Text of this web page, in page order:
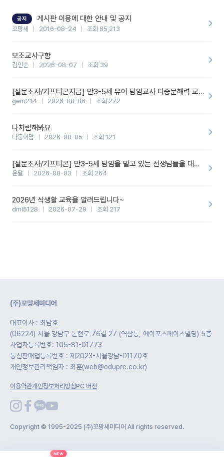
기능을 개발해 주셔서 감사합니다.
공지 게시판 이용에 대한 안내 및 공지
꼬망세 2016-08-24 조회 65,213
보조교사구함
김인순 2026-08-07 조회 39
[설문조사/기프티콘지급] 만3-5세 유아 담임교사 다중문해력 교육 증진을 위한 설문조사
gem214 2026-08-06 조회 272
나처럼해봐요
다둥이맘 2026-08-05 조회 121
[설문조사/기프티콘] 만3-5세 담임을 맡고 있는 선생님들을 대상으로 설문조사를 합니다!
온달 2026-08-03 조회 264
2026년 식생활 교육을 알려드립니다~
dml5128 2026-07-29 조회 217
(주)꼬망세미디어
대표이사 : 최남호
(06224) 서울 강남구 논현로 76길 27 (역삼동, 에이포스페이스빌딩) 5층
사업자등록번호: 105-81-01773
통신판매업등록번호 : 제2023-서울강남-01170호
개인정보관리책임자 : 최훈(web@edupre.co.kr)
이용약관개인정보처리방침PC 버전
Copyright © 1995-2025 (주)꼬망세미디어 All rights reserved.
NEW